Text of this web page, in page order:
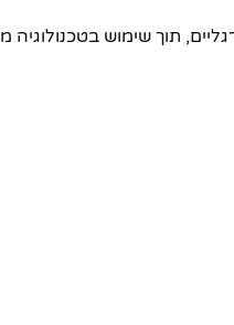
תוך שימוש